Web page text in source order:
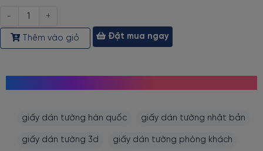
Số
lượng
Thêm vào giỏ
Đặt mua ngay
giấy dán tường hàn quốc giấy dán tường nhật bản
giấy dán tường 3d giấy dán tường phòng khách